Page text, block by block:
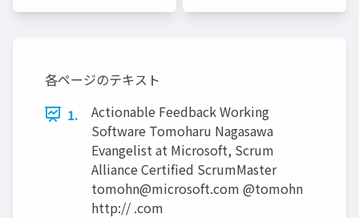
各ページのテキスト
1.
Actionable Feedback Working
Software Tomoharu Nagasawa
Evangelist at Microsoft, Scrum
Alliance Certified ScrumMaster
tomohn@microsoft.com @tomohn
http:// .com